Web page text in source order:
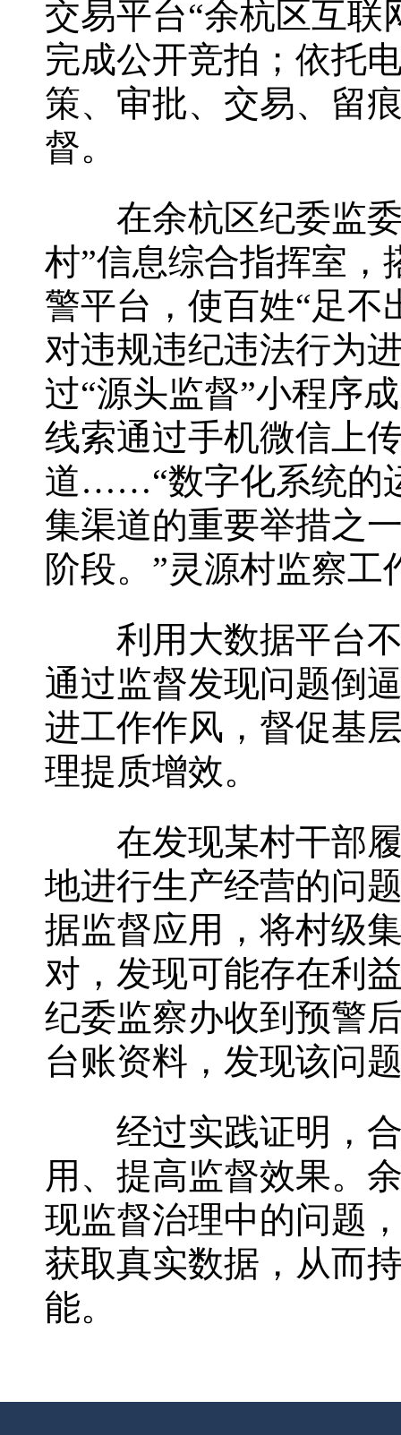
交易平台“余杭区互联
完成公开竞拍；依托
策、审批、交易、留
督。
在余杭区纪委监委
村”信息综合指挥室，
警平台，使百姓“足不
对违规违纪违法行为
过“源头监督”小程序
线索通过手机微信上
道……“数字化系统的
集渠道的重要举措之
阶段。”灵源村监察
利用大数据平台不
通过监督发现问题倒
进工作作风，督促基
理提质增效。
在发现某村干部履
地进行生产经营的问
据监督应用，将村级
对，发现可能存在利
纪委监察办收到预警
台账资料，发现该问
经过实践证明，合
用、提高监督效果。
现监督治理中的问题
获取真实数据，从而
能。